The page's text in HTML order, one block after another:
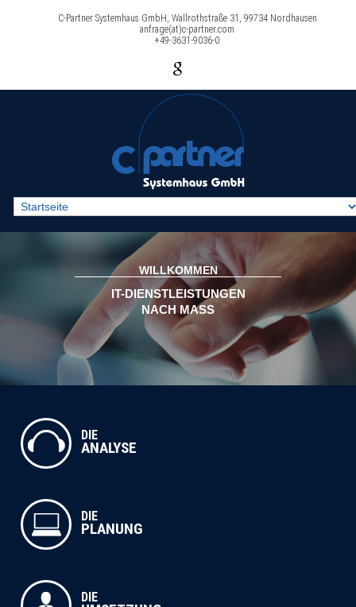
C-Partner Systemhaus GmbH, Wallrothstraße 31, 99734 Nordhausen
anfrage(at)c-partner.com
+49-3631-9036-0
WILLKOMMEN
IT-DIENSTLEISTUNGEN
NACH MASS
DIE
ANALYSE
DIE
PLANUNG
DIE